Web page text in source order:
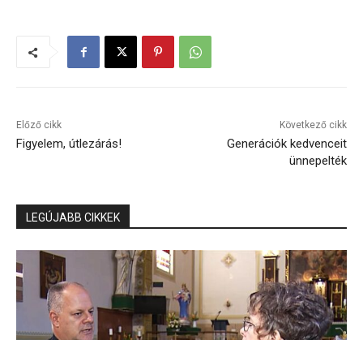
Előző cikk
Figyelem, útlezárás!
Következő cikk
Generációk kedvenceit
ünnepelték
LEGÚJABB CIKKEK